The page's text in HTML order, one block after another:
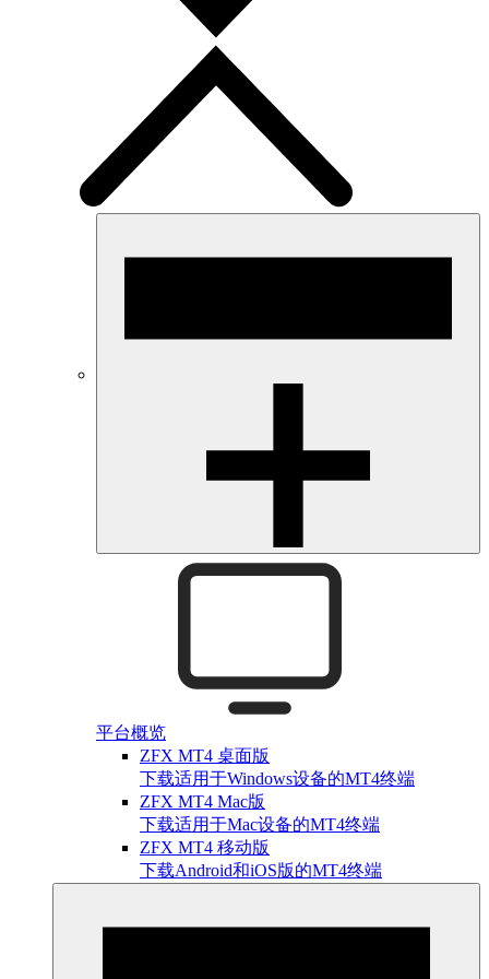
平台概览
ZFX MT4 桌面版
下载适用于Windows设备的MT4终端
ZFX MT4 Mac版
下载适用于Mac设备的MT4终端
ZFX MT4 移动版
下载Android和iOS版的MT4终端